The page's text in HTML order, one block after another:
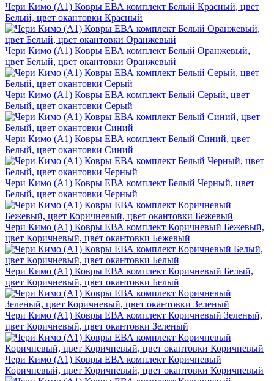
Чери Кимо (A1) Ковры ЕВА комплект Белый Красный, цвет
Белый, цвет окантовки Красный
Чери Кимо (A1) Ковры ЕВА комплект Белый Оранжевый,
цвет Белый, цвет окантовки Оранжевый
Чери Кимо (A1) Ковры ЕВА комплект Белый Серый, цвет
Белый, цвет окантовки Серый
Чери Кимо (A1) Ковры ЕВА комплект Белый Синий, цвет
Белый, цвет окантовки Синий
Чери Кимо (A1) Ковры ЕВА комплект Белый Черный, цвет
Белый, цвет окантовки Черный
Чери Кимо (A1) Ковры ЕВА комплект Коричневый Бежевый,
цвет Коричневый, цвет окантовки Бежевый
Чери Кимо (A1) Ковры ЕВА комплект Коричневый Белый,
цвет Коричневый, цвет окантовки Белый
Чери Кимо (A1) Ковры ЕВА комплект Коричневый Зеленый,
цвет Коричневый, цвет окантовки Зеленый
Чери Кимо (A1) Ковры ЕВА комплект Коричневый
Коричневый, цвет Коричневый, цвет окантовки Коричневый